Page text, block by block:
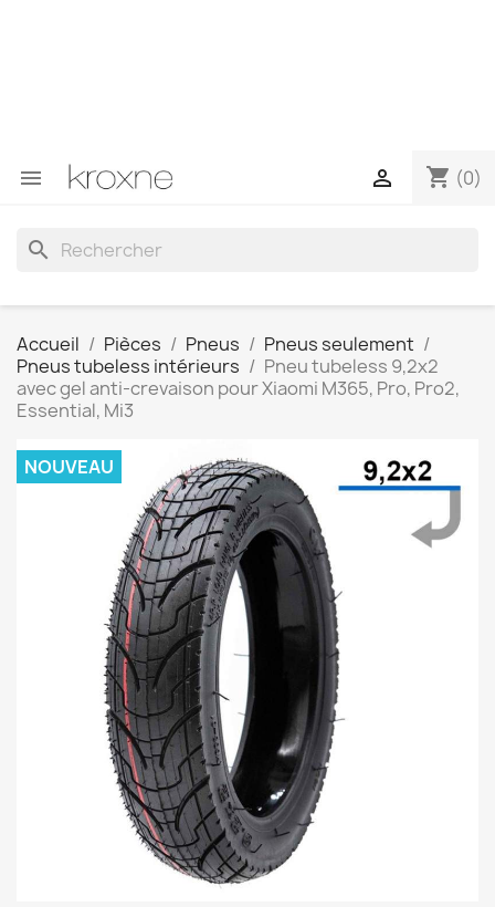
 shopping_cart (0)

search
Accueil Pièces Pneus
Pneus seulement
Pneus tubeless intérieurs
Pneu tubeless 9,2x2
avec gel anti-crevaison pour Xiaomi M365, Pro, Pro2,
Essential, Mi3
NOUVEAU